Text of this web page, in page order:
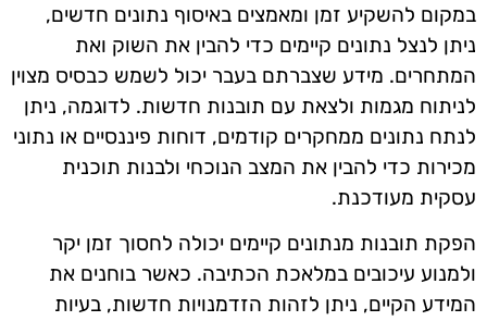
במקום להשקיע זמן ומאמצים באיסוף נתונים חדשים,
ניתן לנצל נתונים קיימים כדי להבין את השוק ואת
המתחרים. מידע שצברתם בעבר יכול לשמש כבסיס מצוין
לניתוח מגמות ולצאת עם תובנות חדשות. לדוגמה, ניתן
לנתח נתונים ממחקרים קודמים, דוחות פיננסיים או נתוני
מכירות כדי להבין את המצב הנוכחי ולבנות תוכנית
עסקית מעודכנת.
הפקת תובנות מנתונים קיימים יכולה לחסוך זמן יקר
ולמנוע עיכובים במלאכת הכתיבה. כאשר בוחנים את
המידע הקיים, ניתן לזהות הזדמנויות חדשות, בעיות